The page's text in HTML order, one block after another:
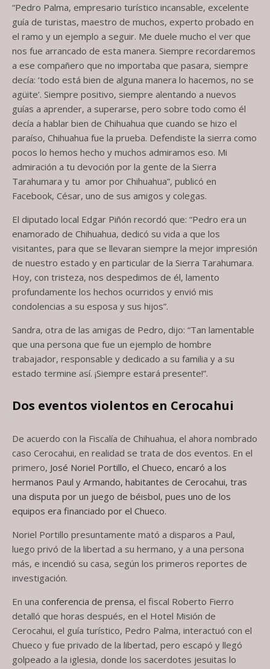
“Pedro Palma, empresario turístico incansable, excelente
guía de turistas, maestro de muchos, experto probado en
el ramo y un ejemplo a seguir. Me duele mucho el ver que
nos fue arrancado de esta manera. Siempre recordaremos
a ese compañero que no importaba que pasara, siempre
decía: ‘todo está bien de alguna manera lo hacemos, no se
agüite’. Siempre positivo, siempre alentando a nuevos
guías a aprender, a superarse, pero sobre todo como él
decía a hablar bien de Chihuahua que cuando se hizo el
paraíso, Chihuahua fue la prueba. Defendiste la sierra como
pocos lo hemos hecho y muchos admiramos eso. Mi
admiración a tu devoción por la gente de la Sierra
Tarahumara y tu amor por Chihuahua”, publicó en
Facebook, César, uno de sus amigos y colegas.
El diputado local Edgar Piñón recordó que: “Pedro era un
enamorado de Chihuahua, dedicó su vida a que los
visitantes, para que se llevaran siempre la mejor impresión
de nuestro estado y en particular de la Sierra Tarahumara.
Hoy, con tristeza, nos despedimos de él, lamento
profundamente los hechos ocurridos y envió mis
condolencias a su esposa y sus hijos”.
Sandra, otra de las amigas de Pedro, dijo: “Tan lamentable
que una persona que fue un ejemplo de hombre
trabajador, responsable y dedicado a su familia y a su
estado termine así. ¡Siempre estará presente!”.
Dos eventos violentos en Cerocahui
De acuerdo con la Fiscalía de Chihuahua, el ahora nombrado
caso Cerocahui, en realidad se trata de dos eventos. En el
primero, José Noriel Portillo, el Chueco, encaró a los
hermanos Paul y Armando, habitantes de Cerocahui, tras
una disputa por un juego de béisbol, pues uno de los
equipos era financiado por el Chueco.
Noriel Portillo presuntamente mató a disparos a Paul,
luego privó de la libertad a su hermano, y a una persona
más, e incendió su casa, según los primeros reportes de
investigación.
En una conferencia de prensa, el fiscal Roberto Fierro
detalló que horas después, en el Hotel Misión de
Cerocahui, el guía turístico, Pedro Palma, interactuó con el
Chueco y fue privado de la libertad, pero escapó y llegó
golpeado a la iglesia, donde los sacerdotes jesuitas lo